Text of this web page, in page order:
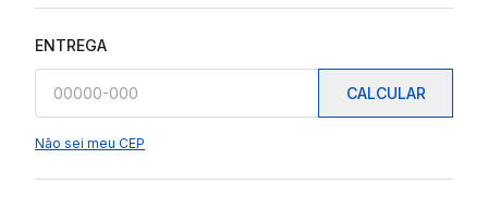
ENTREGA
CALCULAR
Não sei meu CEP